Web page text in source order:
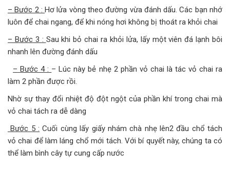
– Bước 2 :Hơ lửa vòng theo đường vừa đánh dấu. Các bạn nhớ
luôn để chai ngang, để khi nóng hơi không bị thoát ra khỏi chai
– Bước 3 : Sau khi bỏ chai ra khỏi lửa, lấy một viên đá lạnh bôi
nhanh lên đường đánh dấu
– Bước 4 : – Lúc này bẻ nhẹ 2 phần vỏ chai là tác vỏ chai ra
làm 2 phần được rồi.
Nhờ sự thay đổi nhiệt độ đột ngột của phần khí trong chai mà
vỏ chai tách ra dễ dàng
Bước 5 : Cuối cùng lấy giấy nhám chà nhẹ lên2 đầu chổ tách
vỏ chai để làm láng chổ mới tách. Với bí quyết này, chúng ta có
thể làm bình cây tự cung cấp nước